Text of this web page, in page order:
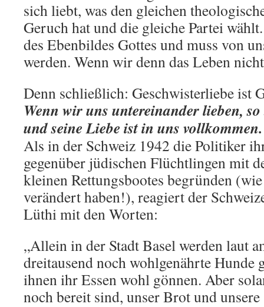
sich liebt, was den gleichen
Geruch hat und die gleiche Partei
des Ebenbildes Gottes und muss von
werden. Wenn wir denn das Leben
Denn schließlich: Geschwisterliebe ist
Wenn wir uns untereinander lieben,
und seine Liebe ist in uns vollkommen.
Als in der Schweiz 1942 die Politiker
gegenüber jüdischen Flüchtlingen mit
kleinen Rettungsbootes begründen
verändert haben!), reagiert der
Lüthi mit den Worten:
„Allein in der Stadt Basel werden laut
dreitausend noch wohlgenährte Hunde
ihnen ihr Essen wohl gönnen. Aber
noch bereit sind, unser Brot und unsere